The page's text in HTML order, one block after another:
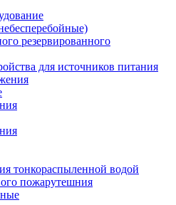
резервированного
для источников питания
тонкораспыленной водой
пожарутешния